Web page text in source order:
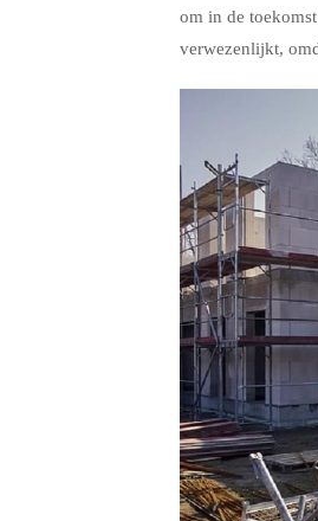
om in de
verwezenlijkt,